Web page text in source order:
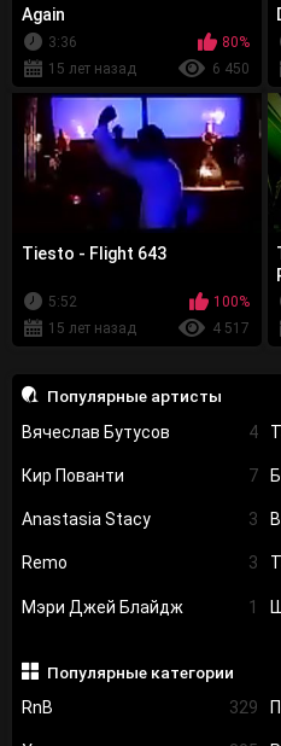
Популярные артисты
Вячеслав Бутусов
4
Кир Пованти 7
Anastasia Stacy 3
Remo 3
Мэри Джей Блайдж 1
Популярные категории
RnB
329
Again
3:36
80%
15 лет назад
6 450
Tiesto - Flight 643
5:52
100%
15 лет назад
4 517